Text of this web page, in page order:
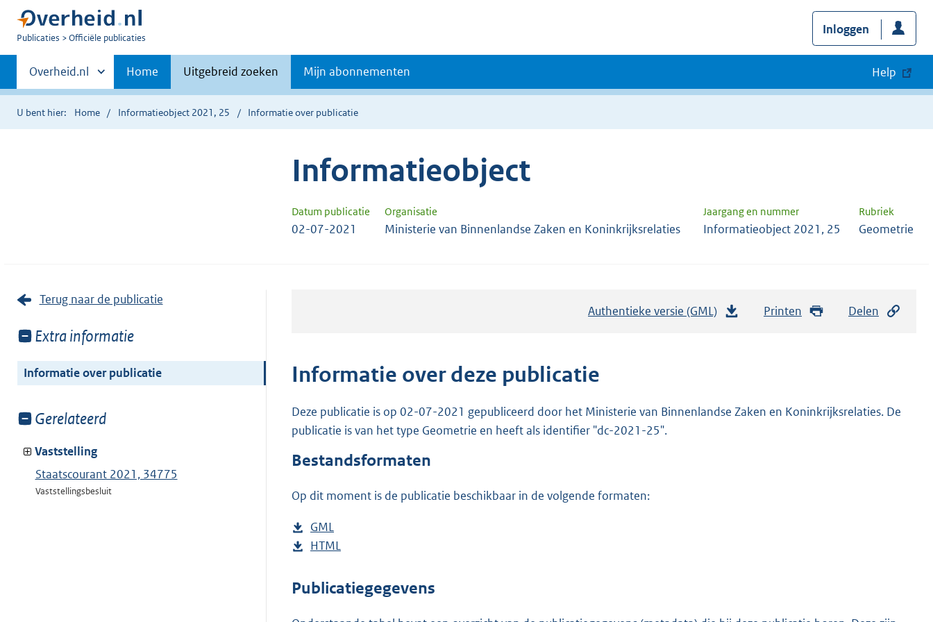
U
Publicaties Officiële publicaties
Inloggen
Primaire
navigatie
Andere
sites
binnen
Overheid.nl Home Uitgebreid zoeken Mijn abonnementen Help
U bent hier: Home Informatieobject 2021, 25 Informatie over publicatie
Informatieobject
Datum publicatie Organisatie Jaargang en nummer Rubriek
02-07-2021 Ministerie van Binnenlandse Zaken en Koninkrijksrelaties Informatieobject 2021, 25 Geometrie
Terug naar de publicatie
Toon
van:
Extra informatie
Informatie over publicatie
Toon
van:
Gerelateerd
Vaststelling
Staatscourant 2021, 34775
Vaststellingsbesluit
Authentieke versie (GML)
n
Printen Delen
Informatie over deze publicatie
Deze publicatie is op 02-07-2021 gepubliceerd door het Ministerie van Binnenlandse Zaken en Koninkrijksrelaties. De
publicatie is van het type Geometrie en heeft als identifier "dc-2021-25".
Bestandsformaten
Op dit moment is de publicatie beschikbaar in de volgende formaten:
D
o
n
GML
e
t
D
w
HTML
s
Publicatiegegevens